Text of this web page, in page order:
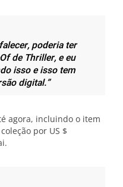
poderia ter
de Thriller, e eu
isso e isso tem
digital.”
agora, incluindo o item
por US $